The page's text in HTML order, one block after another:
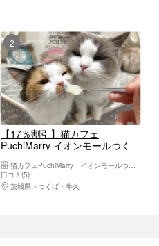
2位
【17％割引】猫カフェ
PuchiMarry イオンモールつく
のおやつ付
猫カフェPuchiMarry イオンモールつくば店
口コミ(5)
茨城県
つくば・牛久